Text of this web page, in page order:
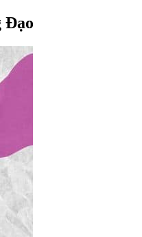
Đạo